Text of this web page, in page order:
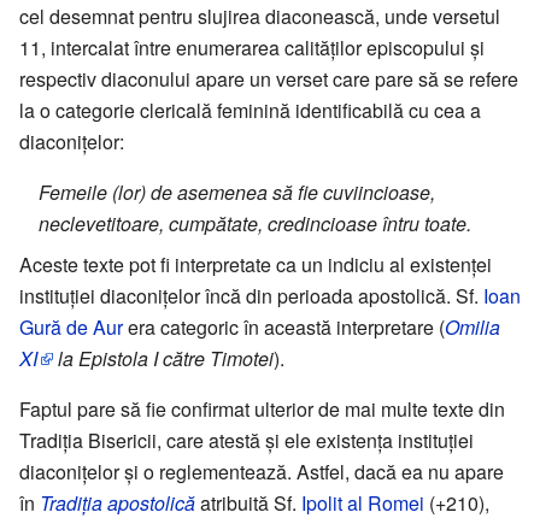
cel desemnat pentru slujirea diaconească, unde versetul
11, intercalat între enumerarea calităților episcopului și
respectiv diaconului apare un verset care pare să se refere
la o categorie clericală feminină identificabilă cu cea a
diaconițelor:
Femeile (lor) de asemenea să fie cuviincioase,
neclevetitoare, cumpătate, credincioase întru toate.
Aceste texte pot fi interpretate ca un indiciu al existenței
instituției diaconițelor încă din perioada apostolică. Sf. Ioan
Gură de Aurera categoric în această interpretare (Omilia
XI
la Epistola I către Timotei).
Faptul pare să fie confirmat ulterior de mai multe texte din
Tradiția Bisericii, care atestă și ele existența instituției
diaconițelor și o reglementează. Astfel, dacă ea nu apare
în Tradiția apostolicăatribuită Sf. Ipolit al Romei (+210),